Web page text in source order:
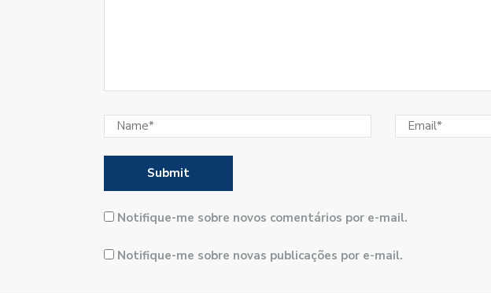
Notifique-me sobre novos comentários por e-mail.
Notifique-me sobre novas publicações por e-mail.